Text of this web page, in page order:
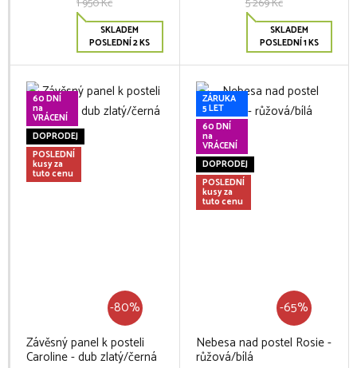
SKLADEM
POSLEDNÍ 2 KS
SKLADEM
POSLEDNÍ 1 KS
60 DNÍ
na
VRÁCENÍ
DOPRODEJ
POSLEDNÍ
kusy za
tuto cenu
-80%
Závěsný panel k posteli
Caroline - dub zlatý/černá
ZÁRUKA
5 LET
60 DNÍ
na
VRÁCENÍ
DOPRODEJ
POSLEDNÍ
kusy za
tuto cenu
-65%
Nebesa nad postel Rosie -
růžová/bílá